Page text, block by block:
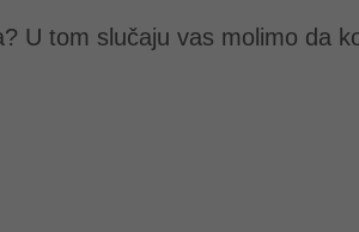
U tom slučaju vas molimo da